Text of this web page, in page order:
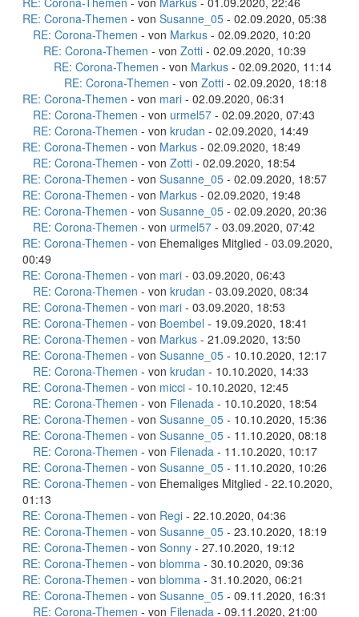
RE: Corona-Themen - von Susanne_05 - 02.09.2020, 05:38
RE: Corona-Themen - von Markus - 02.09.2020, 10:20
RE: Corona-Themen - von Zotti - 02.09.2020, 10:39
RE: Corona-Themen - von Markus - 02.09.2020, 11:14
RE: Corona-Themen - von Zotti - 02.09.2020, 18:18
RE: Corona-Themen - von mari - 02.09.2020, 06:31
RE: Corona-Themen - von urmel57 - 02.09.2020, 07:43
RE: Corona-Themen - von krudan - 02.09.2020, 14:49
RE: Corona-Themen - von Markus - 02.09.2020, 18:49
RE: Corona-Themen - von Zotti - 02.09.2020, 18:54
RE: Corona-Themen - von Susanne_05 - 02.09.2020, 18:57
RE: Corona-Themen - von Markus - 02.09.2020, 19:48
RE: Corona-Themen - von Susanne_05 - 02.09.2020, 20:36
RE: Corona-Themen - von urmel57 - 03.09.2020, 07:42
RE: Corona-Themen - von Ehemaliges Mitglied - 03.09.2020,
00:49
RE: Corona-Themen - von mari - 03.09.2020, 06:43
RE: Corona-Themen - von krudan - 03.09.2020, 08:34
RE: Corona-Themen - von mari - 03.09.2020, 18:53
RE: Corona-Themen - von Boembel - 19.09.2020, 18:41
RE: Corona-Themen - von Markus - 21.09.2020, 13:50
RE: Corona-Themen - von Susanne_05 - 10.10.2020, 12:17
RE: Corona-Themen - von krudan - 10.10.2020, 14:33
RE: Corona-Themen - von micci - 10.10.2020, 12:45
RE: Corona-Themen - von Filenada - 10.10.2020, 18:54
RE: Corona-Themen - von Susanne_05 - 10.10.2020, 15:36
RE: Corona-Themen - von Susanne_05 - 11.10.2020, 08:18
RE: Corona-Themen - von Filenada - 11.10.2020, 10:17
RE: Corona-Themen - von Susanne_05 - 11.10.2020, 10:26
RE: Corona-Themen - von Ehemaliges Mitglied - 22.10.2020,
01:13
RE: Corona-Themen - von Regi - 22.10.2020, 04:36
RE: Corona-Themen - von Susanne_05 - 23.10.2020, 18:19
RE: Corona-Themen - von Sonny - 27.10.2020, 19:12
RE: Corona-Themen - von blomma - 30.10.2020, 09:36
RE: Corona-Themen - von blomma - 31.10.2020, 06:21
RE: Corona-Themen - von Susanne_05 - 09.11.2020, 16:31
RE: Corona-Themen - von Filenada - 09.11.2020, 21:00